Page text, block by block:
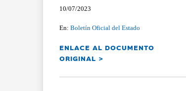
10/07/2023
En:Boletín Oficial del Estado
ENLACE AL DOCUMENTO
ORIGINAL >